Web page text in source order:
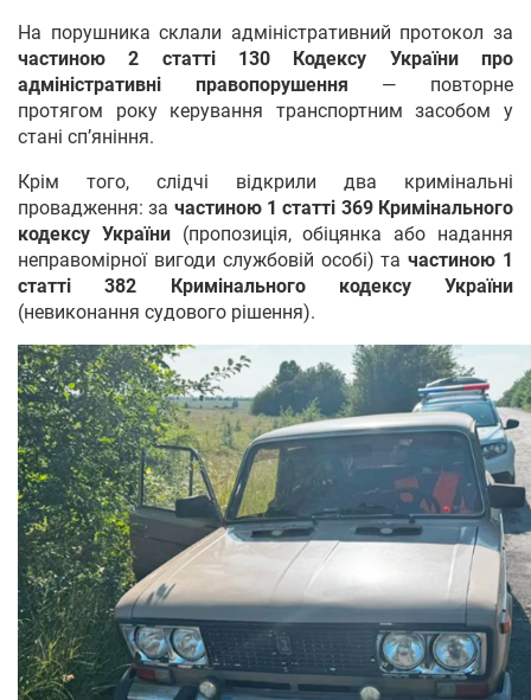
На порушника склали адміністративний протокол за
частиною 2 статті 130 Кодексу України про
адміністративні правопорушення — повторне
протягом року керування транспортним засобом у
стані сп’яніння.
Крім того, слідчі відкрили два кримінальні
провадження: за частиною 1 статті 369 Кримінального
кодексу України(пропозиція, обіцянка або надання
неправомірної вигоди службовій особі) тачастиною 1
статті 382 Кримінального кодексу України
(невиконання судового рішення).